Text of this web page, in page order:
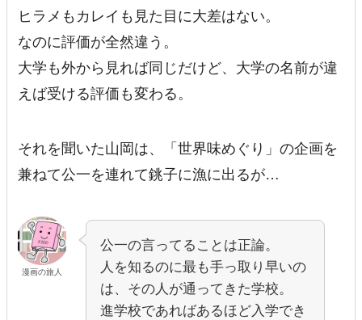
ヒラメもカレイも見た目に大差はない。
なのに評価が全然違う。
大学も外から見れば同じだけど、大学の名前が違
えば受ける評価も変わる。
それを聞いた山岡は、「世界味めぐり」の企画を
兼ねて公一を連れて銚子に漁に出るが…
漫画の旅人
公一の言ってることは正論。
人を知るのに最も手っ取り早いの
は、その人が通ってきた学校。
進学校であればあるほど入学でき